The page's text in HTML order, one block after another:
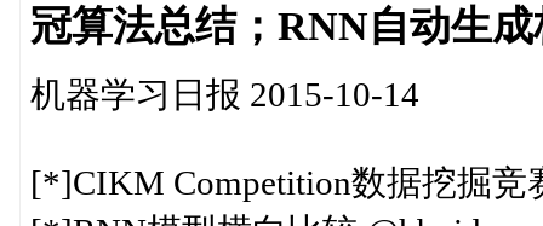
冠算法总结；RNN自动生成
机器学习日报 2015-10-14
[*]CIKM Competition数据挖掘竞